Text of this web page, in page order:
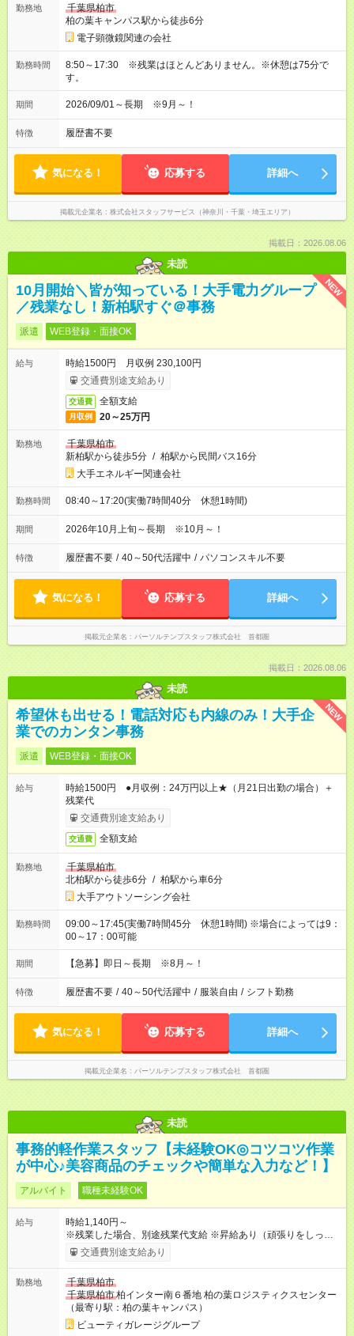
勤務地
千葉県柏市
柏の葉キャンパス駅から徒歩6分
電子顕微鏡関連の会社
勤務時間
8:50～17:30 ※残業はほとんどありません。※休憩は75分で
す。
期間 2026/09/01～長期 ※9月～！
特徴 履歴書不要
気になる！ 応募する 詳細へ
掲載元企業名 株式会社スタッフサービス（神奈川・千葉・埼玉エリア）
掲載日：2026.08.06
未読
NEW
10月開始＼皆が知っている！大手電力グループ
／残業なし！新柏駅すぐ＠事務
派遣 WEB登録・面接OK
給与
時給1500円 月収例 230,100円
交通費別途支給あり
交通費 全額支給
月収例 20～25万円
勤務地
千葉県柏市
新柏駅から徒歩5分 / 柏駅から民間バス16分
大手エネルギー関連会社
勤務時間 08:40～17:20(実働7時間40分 休憩1時間)
期間 2026年10月上旬～長期 ※10月～！
特徴 履歴書不要 / 40～50代活躍中 / パソコンスキル不要
気になる！ 応募する 詳細へ
掲載元企業名 パーソルテンプスタッフ株式会社 首都圏
掲載日：2026.08.06
未読
NEW
希望休も出せる！電話対応も内線のみ！大手企
業でのカンタン事務
派遣 WEB登録・面接OK
給与
時給1500円 ●月収例：24万円以上★（月21日出勤の場合）＋
残業代
交通費別途支給あり
交通費 全額支給
勤務地
千葉県柏市
北柏駅から徒歩6分 / 柏駅から車6分
大手アウトソーシング会社
勤務時間
09:00～17:45(実働7時間45分 休憩1時間) ※場合によっては9：
00～17：00可能
期間 【急募】即日～長期 ※8月～！
特徴 履歴書不要 / 40～50代活躍中 / 服装自由 / シフト勤務
気になる！ 応募する 詳細へ
掲載元企業名 パーソルテンプスタッフ株式会社 首都圏
未読
事務的軽作業スタッフ【未経験OK◎コツコツ作業
が中心♪美容商品のチェックや簡単な入力など！】
アルバイト 職種未経験OK
給与
時給1,140円～
※残業した場合、別途残業代支給 ※昇給あり（頑張りをしっかり
評価・反映） ※通勤交通費別途支給（上限30,000円／月） 【試
用期間】試用期間なし
交通費別途支給あり
勤務地
千葉県柏市
千葉県柏市柏インター南６番地 柏の葉ロジスティクスセンター
（最寄り駅：柏の葉キャンパス）
ビューティガレージグループ